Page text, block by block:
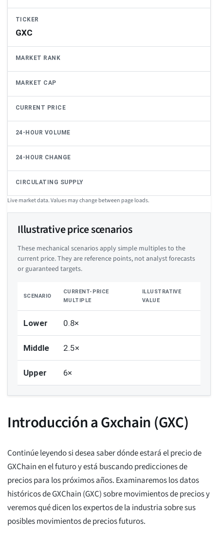
TICKER
GXC
MARKET RANK
MARKET CAP
CURRENT PRICE
24-HOUR VOLUME
24-HOUR CHANGE
CIRCULATING SUPPLY
Live market data. Values may change between page loads.
Illustrative price scenarios
These mechanical scenarios apply simple multiples to the
current price. They are reference points, not analyst forecasts
or guaranteed targets.
SCENARIO
CURRENT-PRICE
MULTIPLE
ILLUSTRATIVE
VALUE
Lower 0.8×
Middle 2.5×
Upper 6×
Introducción a Gxchain (GXC)
Continúe leyendo si desea saber dónde estará el precio de
GXChain en el futuro y está buscando predicciones de
precios para los próximos años. Examinaremos los datos
históricos de GXChain (GXC) sobre movimientos de precios y
veremos qué dicen los expertos de la industria sobre sus
posibles movimientos de precios futuros.